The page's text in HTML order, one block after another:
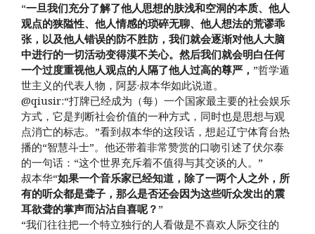
“一旦我们充分了解了他人思想的肤浅和空洞的本质、他人
观点的狭隘性、他人情感的琐碎无聊、他人想法的荒谬乖
张，以及他人错误的防不胜防，我们就会逐渐对他人大脑
中进行的一切活动变得漠不关心。然后我们就会明白任何
一个过度重视他人观点的人隔了他人过高的尊严， ”哲学遁
世主义的代表人物，阿瑟·叔本华如此说道。
@qiusir:“打牌已经成为（每）一个国家最主要的社会娱乐
方式，它是判断社会价值的一种方式，同时也是思想与观
点消亡的标志。”看到叔本华的这段话，想起辽宁体育台热
播的“智慧斗士”。他还带着非常赞赏的口吻引述了伏尔泰
的一句话：“这个世界充斥着不值得与其交谈的人。” ​​​​
叔本华“如果一个音乐家已经知道，除了一两个人之外，所
有的听众都是聋子，那么是否还会因为这些听众发出的震
耳欲聋的掌声而沾沾自喜呢？”
“我们往往把一个特立独行的人看做是不喜欢人际交往的